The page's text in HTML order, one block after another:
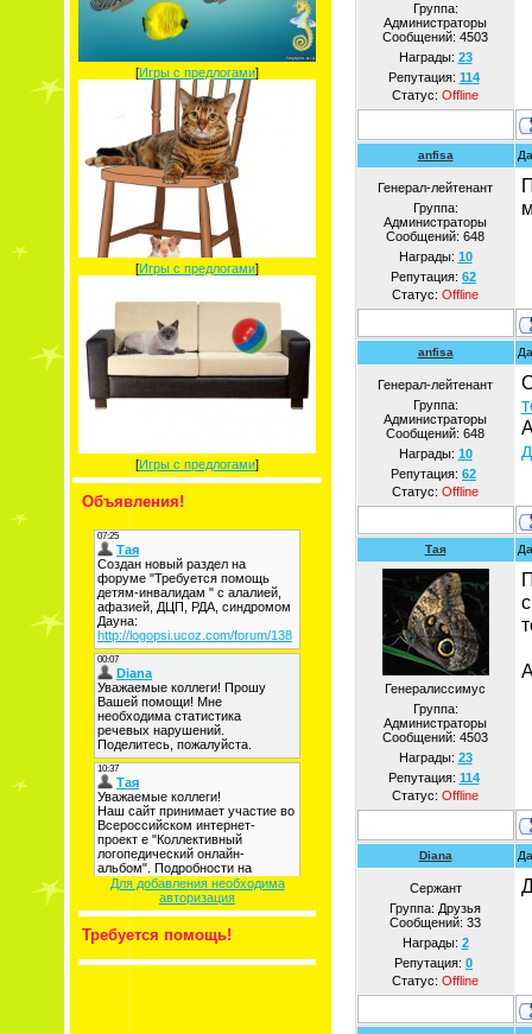
[Игры с предлогами]
[Игры с предлогами]
[Игры с предлогами]
Объявления!
Для добавления необходима
авторизация
Требуется помощь!
Группа:
Администраторы
Сообщений: 4503
Награды: 23
Репутация: 114
Статус: Offline
anfisa
Генерал-лейтенант
Группа:
Администраторы
Сообщений: 648
Награды: 10
Репутация: 62
Статус: Offline
anfisa
Генерал-лейтенант
Группа:
Администраторы
Сообщений: 648
Награды: 10
Репутация: 62
Статус: Offline
Тая
Генералиссимус
Группа:
Администраторы
Сообщений: 4503
Награды: 23
Репутация: 114
Статус: Offline
Diana
Сержант
Группа: Друзья
Сообщений: 33
Награды: 2
Репутация: 0
Статус: Offline